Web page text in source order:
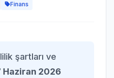
Finans
şartları ve
Haziran 2026